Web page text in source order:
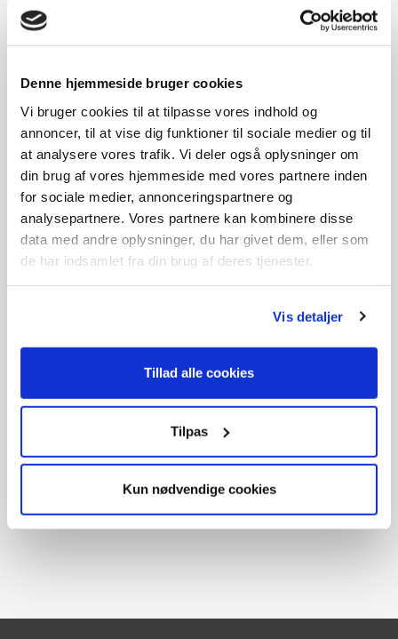
Denne hjemmeside bruger cookies
Vi bruger cookies til at tilpasse vores indhold og
annoncer, til at vise dig funktioner til sociale medier og til
at analysere vores trafik. Vi deler også oplysninger om
din brug af vores hjemmeside med vores partnere inden
for sociale medier, annonceringspartnere og
analysepartnere. Vores partnere kan kombinere disse
data med andre oplysninger, du har givet dem, eller som
de har indsamlet fra din brug af deres tjenester.
Vis detaljer
Tillad alle cookies
Tilpas
Kun nødvendige cookies
TG470EV
1.500,-
Ikke på lager
TG715
1.600,-
Ikke på lager
1.900,-
TG720ES
2.200,-